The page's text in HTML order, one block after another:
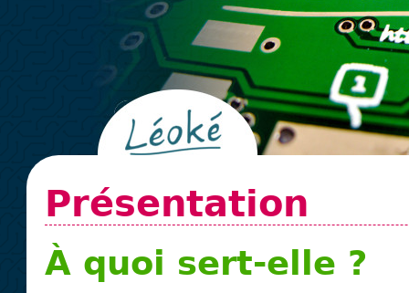
Présentation
À quoi sert-elle ?